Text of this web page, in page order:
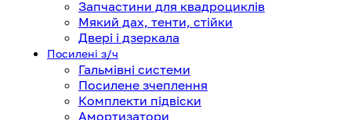
Запчастини для квадроциклів
Мякий дах, тенти, стійки
Двері і дзеркала
Посилені з/ч
Гальмівні системи
Посилене зчеплення
Комплекти підвіски
Амортизатори